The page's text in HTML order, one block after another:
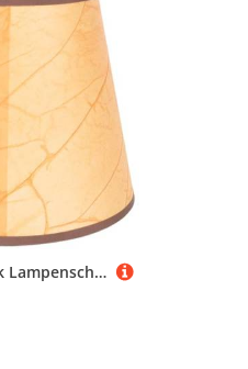
Gadpiparty Plastik Lampenschirm Ersatzschirm Imitation Schaffell Optik Stabiler Lampenhalter Für Wandleuchten Wohnzimmer Schlafzimmer Hotel